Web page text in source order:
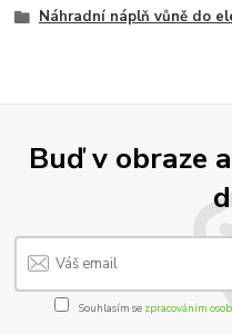
Náhradní náplň vůně do
Buď v obraze
Souhlasím se zpracováním